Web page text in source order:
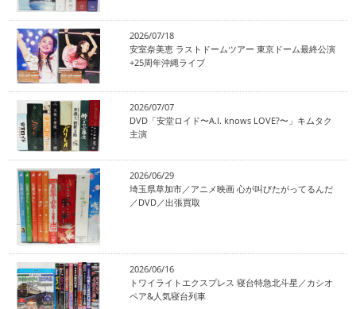
2026/07/18
安室奈美恵 ラストドームツアー 東京ドーム最終公演
+25周年沖縄ライブ
2026/07/07
DVD「安堂ロイド〜A.I. knows LOVE?〜」キムタク
主演
2026/06/29
埼玉県草加市／アニメ映画 心が叫びたがってるんだ
／DVD／出張買取
2026/06/16
トワイライトエクスプレス 寝台特急北斗星／カシオ
ペア&人気寝台列車